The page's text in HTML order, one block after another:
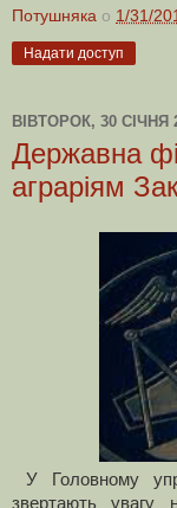
Потушняка о 1/31/
Надати доступ
ВІВТОРОК, 30 СІЧНЯ
Державна
аграріям
У Головному
звертають увагу